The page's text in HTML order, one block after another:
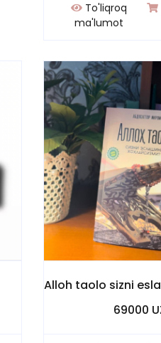
To'liqroq
ma'lumot
69000